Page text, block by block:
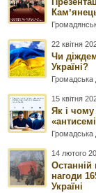
22 квітня
Чи
Україні?
Громадська
15 квітня
Як і чому
Громадська
14 лютого
нагоди
Україні